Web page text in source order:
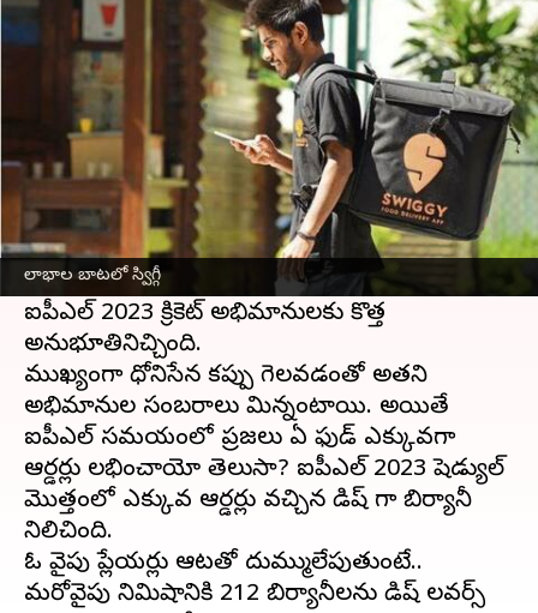
లాభాల బాటలో స్విగ్గీ
ఐపీఎల్ 2023 సమయంలో ఏ ఫుడ్‌కు
ఎక్కువ ఆర్డర్లు వచ్చాయంటే?
Jayachandra Akuri May 30, 2023 03:19 pm
ఈ వార్తాకథనం ఏంటి
సోమవారం జరిగిన ఫైనల్ మ్యాచులో ఐపీఎల్ 2023 కు
తెరపడింది.గుజరాత్ టైటాన్స్ను ఓడించి చైన్నై
సూపర్ కింగ్స్ ఐదోసారి ట్రోఫీని సొంతం చేసుకుంది.
ఐపీఎల్ 2023 క్రికెట్ అభిమానులకు కొత్త
అనుభూతినిచ్చింది.
ముఖ్యంగా ధోనిసేన కప్పు గెలవడంతో అతని
అభిమానుల సంబరాలు మిన్నంటాయి. అయితే
ఐపీఎల్ సమయంలో ప్రజలు ఏ ఫుడ్ ఎక్కువగా
ఆర్డర్లు లభించాయో తెలుసా? ఐపీఎల్ 2023 షెడ్యుల్
మొత్తంలో ఎక్కువ ఆర్డర్లు వచ్చిన డిష్ గా బిర్యానీ
నిలిచింది.
ఓ వైపు ప్లేయర్లు ఆటతో దుమ్ములేపుతుంటే..
మరోవైపు నిమిషానికి 212 బిర్యానీలను డిష్ లవర్స్